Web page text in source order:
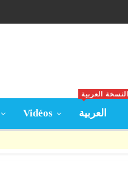
Vidéos العربية
النسخة العربية